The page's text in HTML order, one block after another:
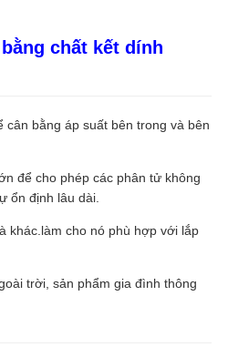
chất kết dính
bằng áp suất bên trong và bên
để cho phép các phân tử không
ổn định lâu dài.
khác.làm cho nó phù hợp với lắp
trời, sản phẩm gia đình thông